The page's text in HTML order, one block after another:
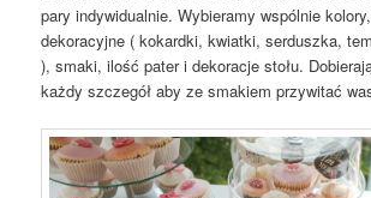
pary indywidualnie. Wybieramy wspólnie
dekoracyjne ( kokardki, kwiatki, serduszka,
), smaki, ilość pater i dekoracje stołu.
każdy szczegół aby ze smakiem przywitać